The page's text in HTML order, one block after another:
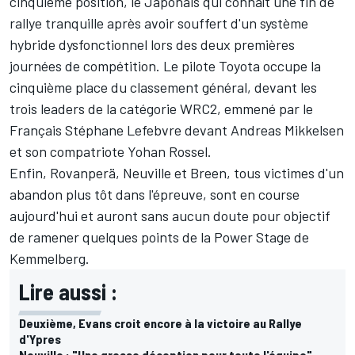
rallye tranquille après avoir souffert d'un système
hybride dysfonctionnel lors des deux premières
journées de compétition. Le pilote Toyota occupe la
cinquième place du classement général, devant les
trois leaders de la catégorie WRC2, emmené par le
Français Stéphane Lefebvre devant Andreas Mikkelsen
et son compatriote Yohan Rossel.
Enfin, Rovanperä, Neuville et Breen, tous victimes d'un
abandon plus tôt dans l'épreuve, sont en course
aujourd'hui et auront sans aucun doute pour objectif
de ramener quelques points de la Power Stage de
Kemmelberg.
Lire aussi :
Deuxième, Evans croit encore à la victoire au Rallye
d'Ypres